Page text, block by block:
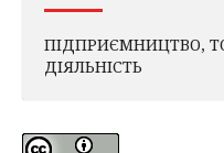
ПІДПРИЄМНИЦТВО,
ДІЯЛЬНІСТЬ